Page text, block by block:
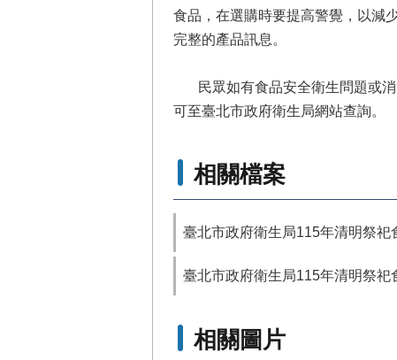
食品，在選購時要提高警覺，以減
完整的產品訊息。
民眾如有食品安全衛生問題或消
可至臺北市政府衛生局網站查詢。
相關檔案
臺北市政府衛生局115年清明祭祀
臺北市政府衛生局115年清明祭祀
相關圖片